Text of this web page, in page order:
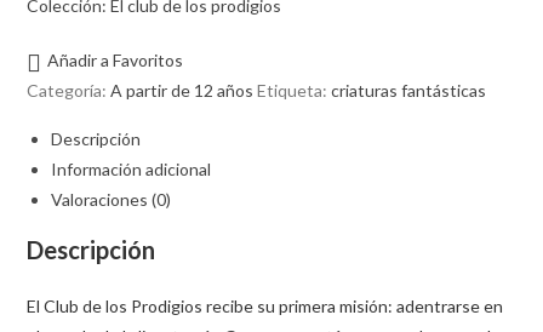
Colección: El club de los prodigios
Añadir a Favoritos
Categoría:A partir de 12 años Etiqueta:criaturas fantásticas
Descripción
Información adicional
Valoraciones (0)
Descripción
El Club de los Prodigios recibe su primera misión: adentrarse en